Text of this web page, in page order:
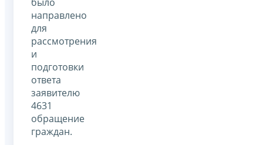
направлено
для
рассмотрения
и
подготовки
ответа
заявителю
4631
обращение
граждан.